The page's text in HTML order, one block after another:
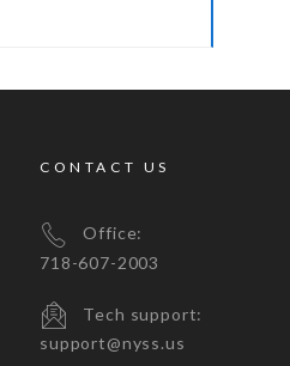
CONTACT US
Office:
718-607-2003
Tech support:
support@nyss.us